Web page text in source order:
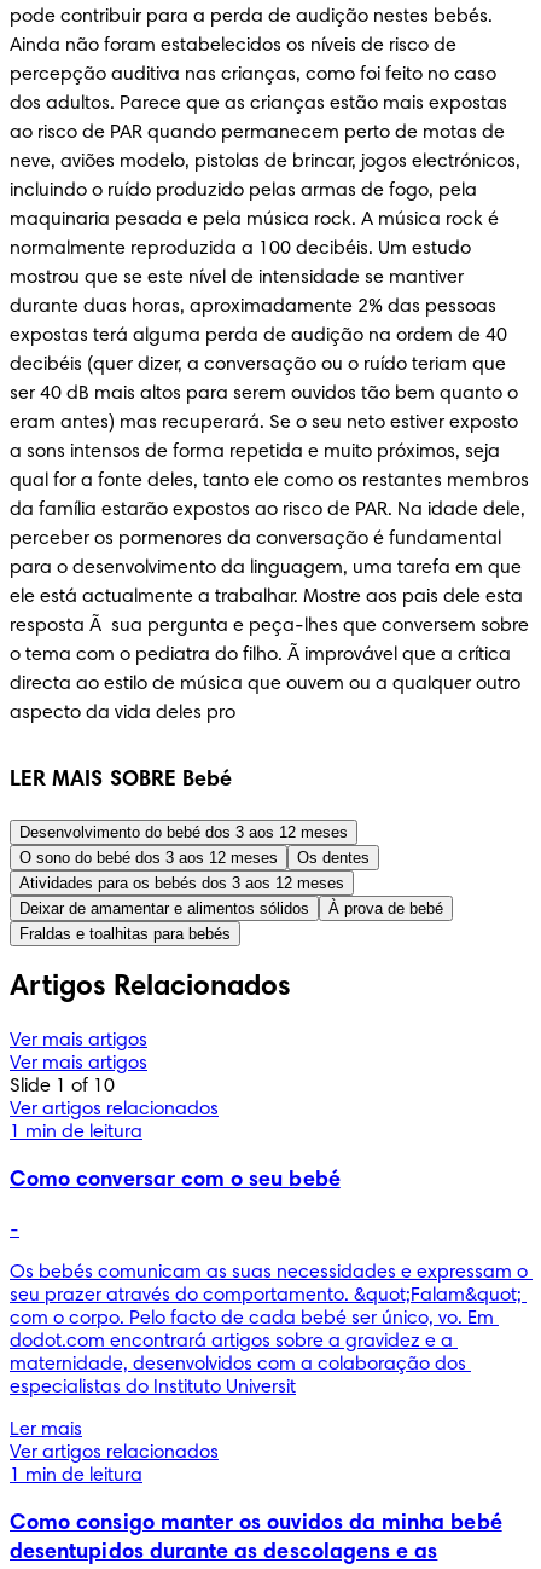
pode contribuir para a perda de audição nestes bebés.
Ainda não foram estabelecidos os níveis de risco de
percepção auditiva nas crianças, como foi feito no caso
dos adultos. Parece que as crianças estão mais expostas
ao risco de PAR quando permanecem perto de motas de
neve, aviões modelo, pistolas de brincar, jogos electrónicos,
incluindo o ruído produzido pelas armas de fogo, pela
maquinaria pesada e pela música rock. A música rock é
normalmente reproduzida a 100 decibéis. Um estudo
mostrou que se este nível de intensidade se mantiver
durante duas horas, aproximadamente 2% das pessoas
expostas terá alguma perda de audição na ordem de 40
decibéis (quer dizer, a conversação ou o ruído teriam que
ser 40 dB mais altos para serem ouvidos tão bem quanto o
eram antes) mas recuperará. Se o seu neto estiver exposto
a sons intensos de forma repetida e muito próximos, seja
qual for a fonte deles, tanto ele como os restantes membros
da família estarão expostos ao risco de PAR. Na idade dele,
perceber os pormenores da conversação é fundamental
para o desenvolvimento da linguagem, uma tarefa em que
ele está actualmente a trabalhar. Mostre aos pais dele esta
resposta Ã  sua pergunta e peça-lhes que conversem sobre
o tema com o pediatra do filho. Ã improvável que a crítica
directa ao estilo de música que ouvem ou a qualquer outro
aspecto da vida deles pro
LER MAIS SOBRE Bebé
Desenvolvimento do bebé dos 3 aos 12 meses
O sono do bebé dos 3 aos 12 meses
Os dentes
Atividades para os bebés dos 3 aos 12 meses
Deixar de amamentar e alimentos sólidos
À prova de bebé
Fraldas e toalhitas para bebés
Artigos Relacionados
Ver mais artigos
Ver mais artigos
Slide 1 of 10
Ver artigos relacionados
1 min de leitura
Como conversar com o seu bebé
-
Os bebés comunicam as suas necessidades e expressam o
seu prazer através do comportamento. &quot;Falam&quot;
com o corpo. Pelo facto de cada bebé ser único, vo. Em
dodot.com encontrará artigos sobre a gravidez e a
maternidade, desenvolvidos com a colaboração dos
especialistas do Instituto Universit
Ler mais
Ver artigos relacionados
1 min de leitura
Como consigo manter os ouvidos da minha bebé
desentupidos durante as descolagens e as